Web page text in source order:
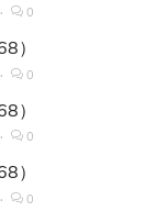
0
）
0
）
0
）
0